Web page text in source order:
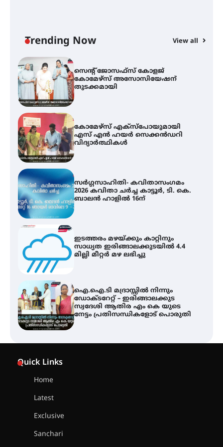
Trending Now View all
വെള്ളിയാഴ്ച സ്‌ക്രീൻ ചെയ്യുന്നു
സെന്റ് ജോസഫ്സ് കോളജ്
കോമേഴ്‌സ് അസോസിയേഷന്
തുടക്കമായി
കോമേഴ്സ് എക്സ്പോയുമായി
എസ് എൻ ഹയർ സെക്കൻഡറി
വിദ്യാർത്ഥികൾ
സർഗ്ഗസാഹിതി- കവിതാസംഗമം
2026 കവിതാ ചർച്ച കാട്ടൂർ, ടി. കെ.
ബാലൻ ഹാളിൽ 16ന്
ഇടത്തരം മഴയ്ക്കും കാറ്റിനും
സാധ്യത ഇരിങ്ങാലക്കുടയിൽ 4.4
മില്ലി മീറ്റർ മഴ ലഭിച്ചു
ഐ.ഐ.ടി മദ്രാസ്സിൽ നിന്നും
ഡോക്ടറേറ്റ് – ഇരിങ്ങാലക്കുട
സ്വദേശി ആതിര എം കെ യുടെ
നേട്ടം പ്രതിസന്ധികളോട് പൊരുതി
Quick Links
Home
Latest
Exclusive
Sanchari